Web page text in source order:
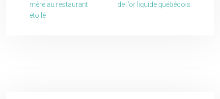
mère au restaurant
étoilé
de l’or liquide québécois